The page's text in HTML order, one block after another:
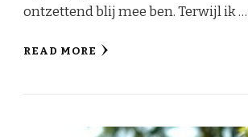
ontzettend blij mee ben. Terwijl ik …
READ MORE